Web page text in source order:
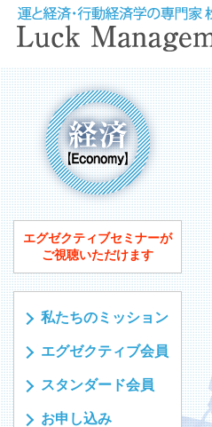
エグゼクティブセミナーが
ご視聴いただけます
私たちのミッション
エグゼクティブ会員
スタンダード会員
お申し込み